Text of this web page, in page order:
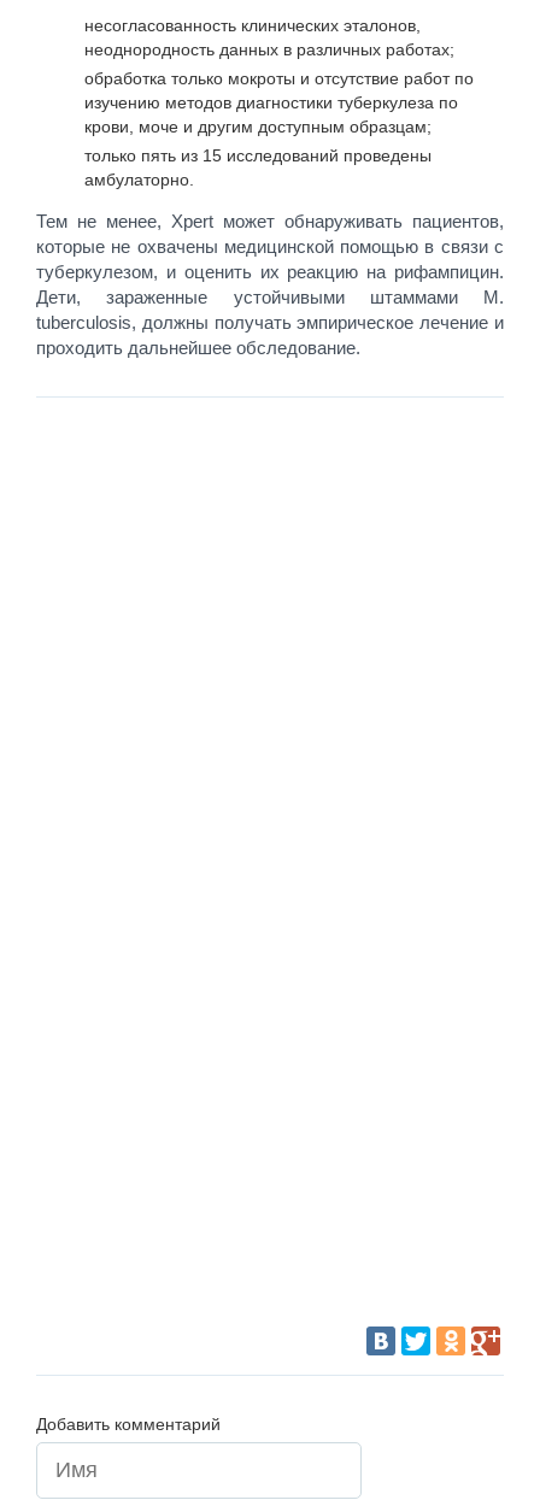
несогласованность клинических эталонов,
неоднородность данных в различных работах;
обработка только мокроты и отсутствие работ по
изучению методов диагностики туберкулеза по
крови, моче и другим доступным образцам;
только пять из 15 исследований проведены
амбулаторно.
Тем не менее, Xpert может обнаруживать пациентов,
которые не охвачены медицинской помощью в связи с
туберкулезом, и оценить их реакцию на рифампицин.
Дети, зараженные устойчивыми штаммами M.
tuberculosis, должны получать эмпирическое лечение и
проходить дальнейшее обследование.
Добавить комментарий